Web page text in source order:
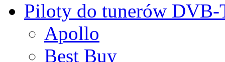
Piloty do tunerów DVB-
Apollo
Best Buy